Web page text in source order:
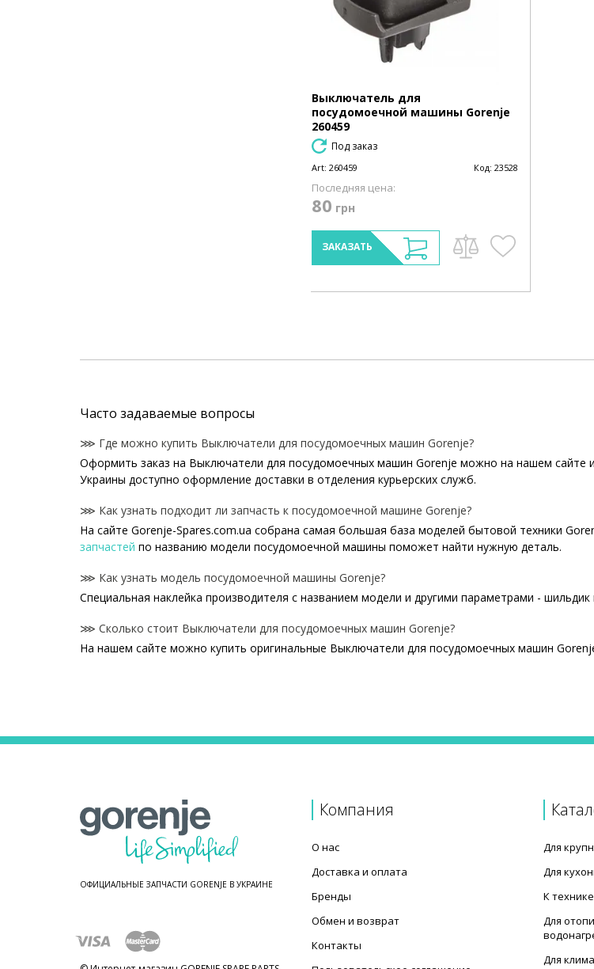
Выключатель для
посудомоечной машины Gorenje
260459
Под заказ
Art: 260459 Код: 23528
Последняя цена:
80 грн
ЗАКАЗАТЬ
Часто задаваемые вопросы
⋙ Где можно купить Выключатели для посудомоечных машин Gorenje?
Оформить заказ на Выключатели для посудомоечных машин Gorenje можно на нашем сайте
Украины доступно оформление доставки в отделения курьерских служб.
⋙ Как узнать подходит ли запчасть к посудомоечной машине Gorenje?
На сайте Gorenje-Spares.com.ua собрана самая большая база моделей бытовой техники
запчастей по названию модели посудомоечной машины поможет найти нужную деталь.
⋙ Как узнать модель посудомоечной машины Gorenje?
Специальная наклейка производителя с названием модели и другими параметрами -
⋙ Сколько стоит Выключатели для посудомоечных машин Gorenje?
На нашем сайте можно купить оригинальные Выключатели для посудомоечных машин
Выключатель для посудомоечной машины Gorenje 790117
ОФИЦИАЛЬНЫЕ ЗАПЧАСТИ GORENJE В УКРАИНЕ
Компания
О нас
Доставка и оплата
Бренды
Обмен и возврат
Контакты
Для
Для
К
Для
Для